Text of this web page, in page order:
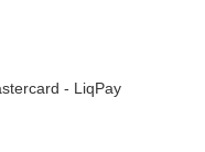
- LiqPay